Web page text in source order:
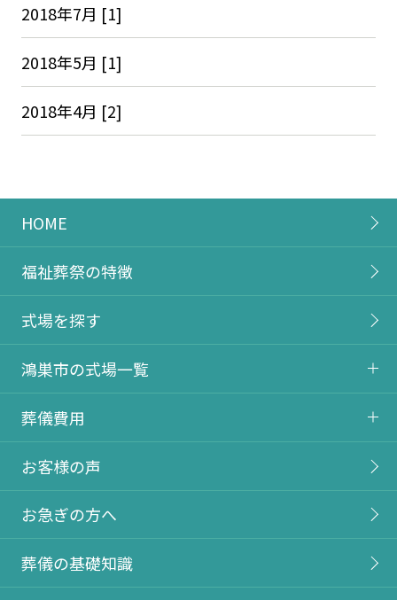
2018年7月 [1]
2018年5月 [1]
2018年4月 [2]
HOME
福祉葬祭の特徴
式場を探す
鴻巣市の式場一覧
葬儀費用
お客様の声
お急ぎの方へ
葬儀の基礎知識